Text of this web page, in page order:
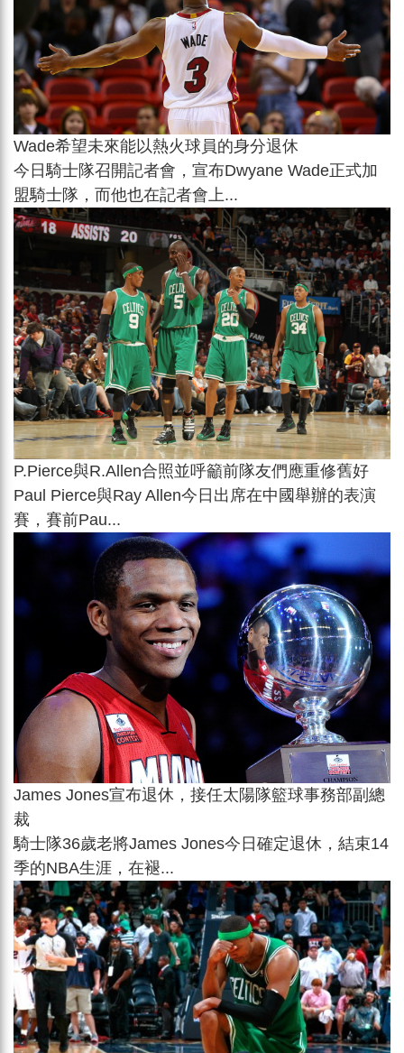
Wade希望未來能以熱火球員的身分退休
今日騎士隊召開記者會，宣布Dwyane Wade正式加
盟騎士隊，而他也在記者會上...
P.Pierce與R.Allen合照並呼籲前隊友們應重修舊好
Paul Pierce與Ray Allen今日出席在中國舉辦的表演
賽，賽前Pau...
James Jones宣布退休，接任太陽隊籃球事務部副總
裁
騎士隊36歲老將James Jones今日確定退休，結束14
季的NBA生涯，在褪...